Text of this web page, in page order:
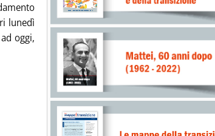
lunedì
oggi,
indicazioni per lunedì'